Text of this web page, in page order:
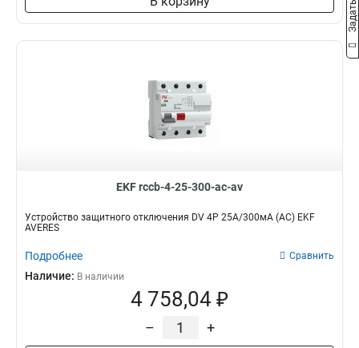
EKF rccb-4-25-300-ac-av
Устройство защитного отключения DV 4P 25А/300мА (AC) EKF
AVERES
Подробнее Сравнить
Наличие: В наличии
4 758,04 ₽
– +